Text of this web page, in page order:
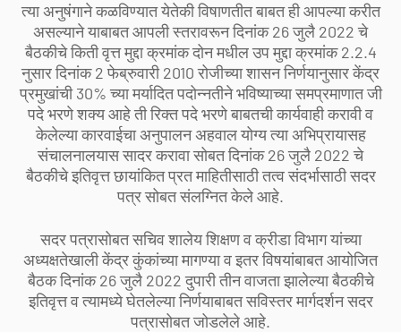
त्या अनुषंगाने कळविण्यात येतेकी विषाणतीत बाबत ही आपल्या करीत
असल्याने याबाबत आपली स्तरावरून दिनांक 26 जुलै 2022 चे
बैठकीचे किती वृत्त मुद्दा क्रमांक दोन मधील उप मुद्दा क्रमांक 2.2.4
नुसार दिनांक 2 फेब्रुवारी 2010 रोजीच्या शासन निर्णयानुसार केंद्र
प्रमुखांची 30% च्या मर्यादित पदोन्नतीने भविष्याच्या समप्रमाणात जी
पदे भरणे शक्य आहे ती रिक्त पदे भरणे बाबतची कार्यवाही करावी व
केलेल्या कारवाईचा अनुपालन अहवाल योग्य त्या अभिप्रायासह
संचालनालयास सादर करावा सोबत दिनांक 26 जुलै 2022 चे
बैठकीचे इतिवृत्त छायांकित प्रत माहितीसाठी तत्व संदर्भासाठी सदर
पत्र सोबत संलग्नित केले आहे.
सदर पत्रासोबत सचिव शालेय शिक्षण व क्रीडा विभाग यांच्या
अध्यक्षतेखाली केंद्र कुंकांच्या मागण्या व इतर विषयांबाबत आयोजित
बैठक दिनांक 26 जुलै 2022 दुपारी तीन वाजता झालेल्या बैठकीचे
इतिवृत्त व त्यामध्ये घेतलेल्या निर्णयाबाबत सविस्तर मार्गदर्शन सदर
पत्रासोबत जोडलेले आहे.